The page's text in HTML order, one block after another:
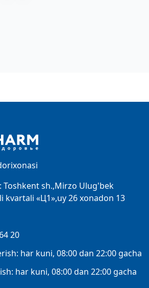
Toshkent sh.,Mirzo Ulug'bek
kvartali «Ц1»,uy 26 xonadon 13
20
har kuni, 08:00 dan 22:00 gacha
har kuni, 08:00 dan 22:00 gacha